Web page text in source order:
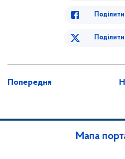
Попередня
Мапа